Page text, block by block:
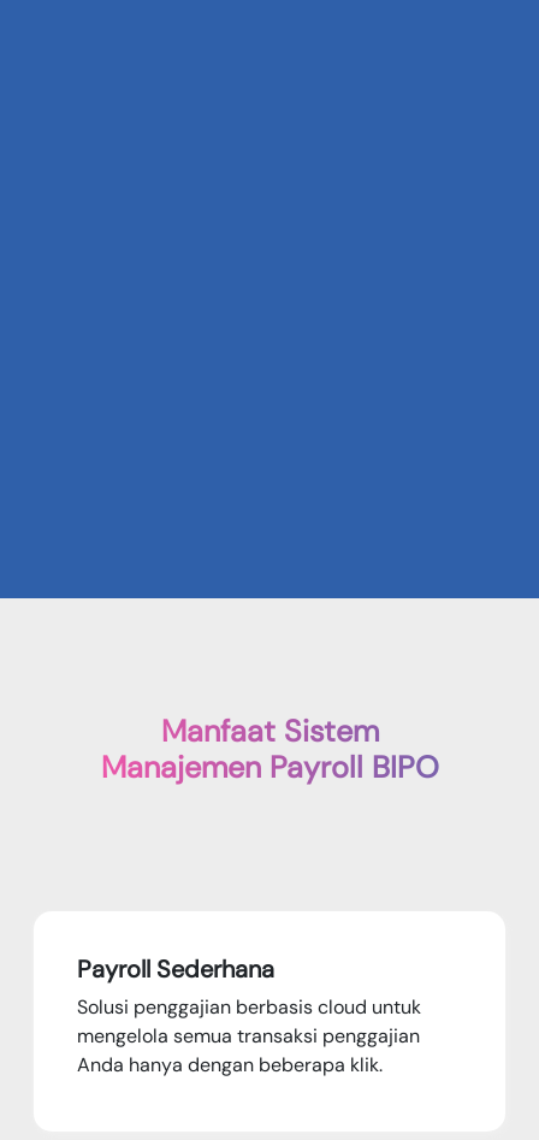
Manfaat Sistem
Manajemen Payroll BIPO
Payroll Sederhana
Solusi penggajian berbasis cloud untuk
mengelola semua transaksi penggajian
Anda hanya dengan beberapa klik.